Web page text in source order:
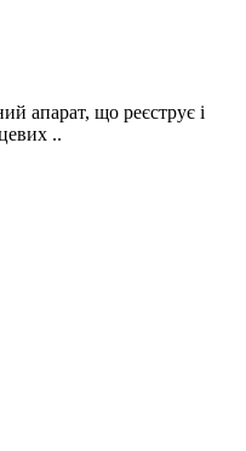
апарат, що реєструє і
..